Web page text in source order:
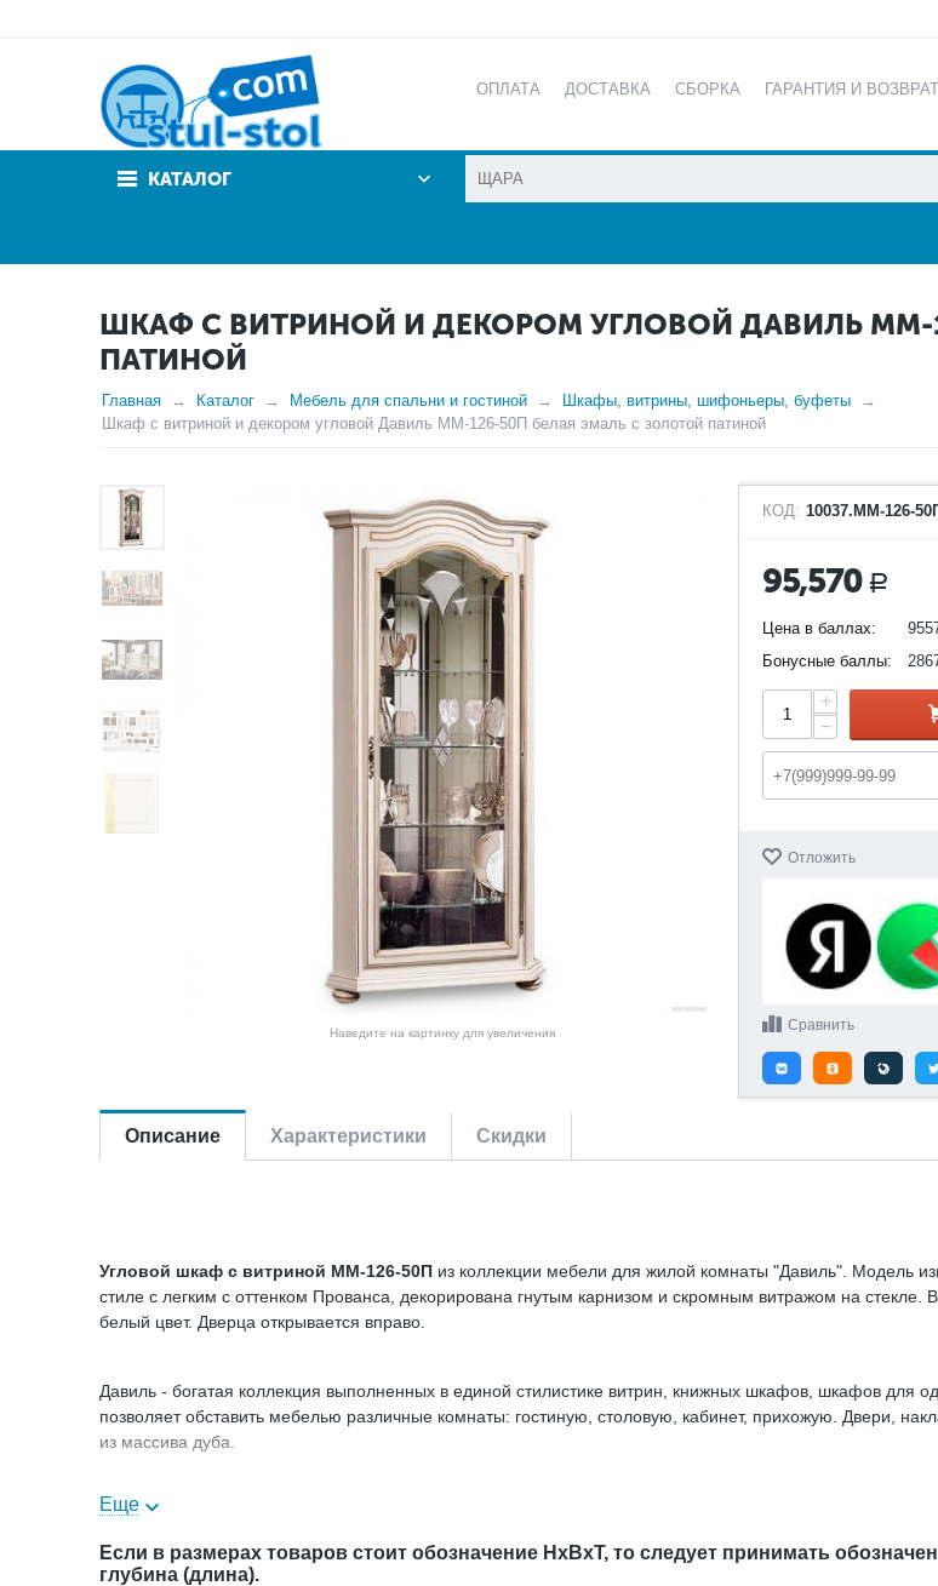
ОПЛАТА ДОСТАВКА СБОРКА ГАРАНТИЯ И ВОЗВРАТ
КАТАЛОГ
ШКАФ С ВИТРИНОЙ И ДЕКОРОМ УГЛОВОЙ ДАВИЛЬ ММ-
ПАТИНОЙ
Главная Каталог Мебель для спальни и гостиной
Шкафы, витрины, шифоньеры, буфеты
Шкаф с витриной и декором угловой Давиль ММ-126-50П белая эмаль с золотой патиной
Наведите на картинку для увеличения
КОД: 10037.ММ-126-
95,570 Р
Цена в баллах:
Бонусные баллы:
+
−
Отложить
Сравнить
Описание Характеристики Скидки
Угловой шкаф с витриной ММ-126-50П из коллекции мебели для жилой комнаты "Давиль". Модель
стиле с легким с оттенком Прованса, декорирована гнутым карнизом и скромным витражом на
белый цвет. Дверца открывается вправо.
Давиль - богатая коллекция выполненных в единой стилистике витрин, книжных шкафов, шкафов для
позволяет обставить мебелью различные комнаты: гостиную, столовую, кабинет, прихожую. Двери,
из массива дуба.
Цвет: белая эмаль+золотая патина
современных предметах мебели.
Еще
Если в размерах товаров стоит обозначение HxBxT, то следует принимать
глубина (длина).